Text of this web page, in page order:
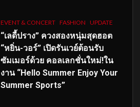
EVENT & CONCERT FASHION UPDATE
“เลดี้ปราง” ควงสองหนุ่มสุดฮอต
“หยิ่น-วอร์” เปิดรันเวย์ต้อนรับ
ซัมเมอร์ด้วย คอลเลกชั่นใหม่!ใน
งาน “Hello Summer Enjoy Your
Summer Sports”